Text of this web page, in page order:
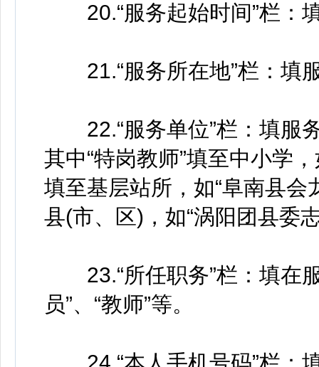
20.“服务起始时间”栏：
21.“服务所在地”栏：填
22.“服务单位”栏：填服
其中“特岗教师”填至中小学
填至基层站所，如“阜南县会
县(市、区)，如“涡阳团县委
23.“所任职务”栏：填在
员”、“教师”等。